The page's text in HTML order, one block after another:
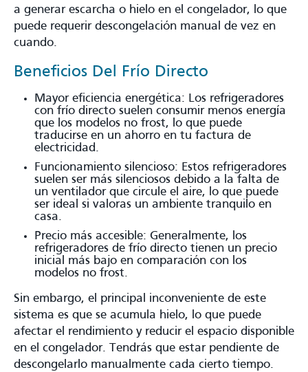
a generar escarcha o hielo en el congelador, lo que
puede requerir descongelación manual de vez en
cuando.
Beneficios Del Frío Directo
Mayor eficiencia energética: Los refrigeradores
con frío directo suelen consumir menos energía
que los modelos no frost, lo que puede
traducirse en un ahorro en tu factura de
electricidad.
Funcionamiento silencioso: Estos refrigeradores
suelen ser más silenciosos debido a la falta de
un ventilador que circule el aire, lo que puede
ser ideal si valoras un ambiente tranquilo en
casa.
Precio más accesible: Generalmente, los
refrigeradores de frío directo tienen un precio
inicial más bajo en comparación con los
modelos no frost.
Sin embargo, el principal inconveniente de este
sistema es que se acumula hielo, lo que puede
afectar el rendimiento y reducir el espacio disponible
en el congelador. Tendrás que estar pendiente de
descongelarlo manualmente cada cierto tiempo.